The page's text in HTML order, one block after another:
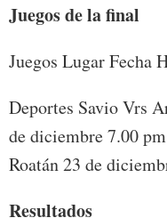
Juegos de la final
Juegos Lugar Fecha
Deportes Savio Vrs
de diciembre 7.00
Roatán 23 de
Resultados